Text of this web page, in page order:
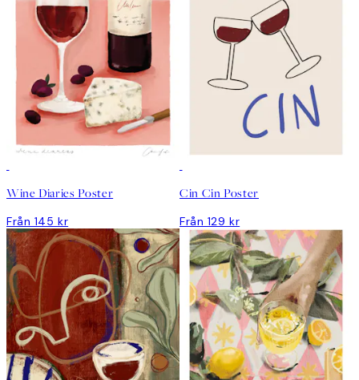
Wine Diaries Poster
Från 145 kr
Cin Cin Poster
Från 129 kr